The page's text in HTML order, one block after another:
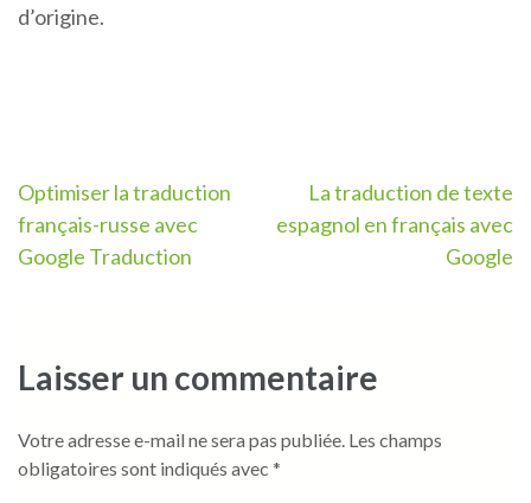
d’origine.
Navigation
de
Optimiser la traduction
français-russe avec
Google Traduction
La traduction de texte
espagnol en français avec
Google
Laisser un commentaire
Votre adresse e-mail ne sera pas publiée. Les champs
obligatoires sont indiqués avec *